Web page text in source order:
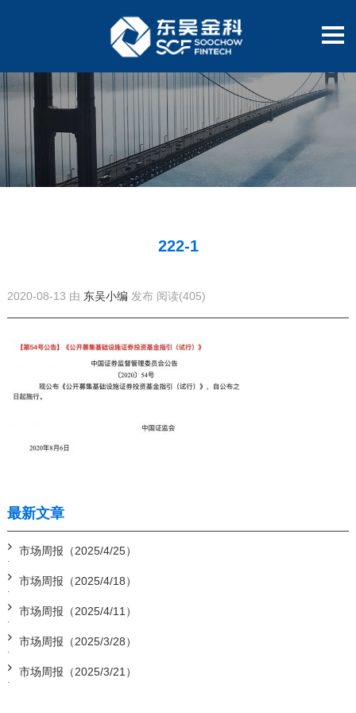
222-1
2020-08-13 由 东吴小编 发布 阅读(405)
最新文章
市场周报（2025/4/25）
市场周报（2025/4/18）
市场周报（2025/4/11）
市场周报（2025/3/28）
市场周报（2025/3/21）